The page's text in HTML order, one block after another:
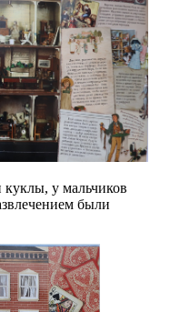
у мальчиков
были